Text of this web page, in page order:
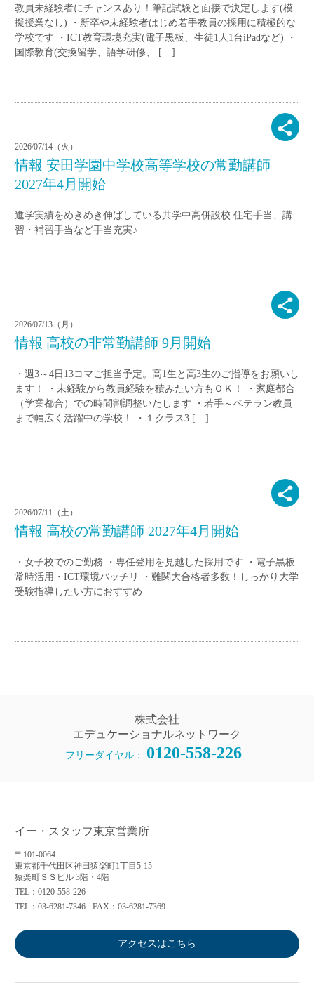
教員未経験者にチャンスあり！筆記試験と面接で決定します(模
擬授業なし) ・新卒や未経験者はじめ若手教員の採用に積極的な
学校です ・ICT教育環境充実(電子黒板、生徒1人1台iPadなど) ・
国際教育(交換留学、語学研修、 […]
2026/07/14（火）
情報 安田学園中学校高等学校の常勤講師
2027年4月開始
進学実績をめきめき伸ばしている共学中高併設校 住宅手当、講
習・補習手当など手当充実♪
2026/07/13（月）
情報 高校の非常勤講師 9月開始
・週3～4日13コマご担当予定。高1生と高3生のご指導をお願いし
ます！ ・未経験から教員経験を積みたい方もＯＫ！ ・家庭都合
（学業都合）での時間割調整いたします ・若手～ベテラン教員
まで幅広く活躍中の学校！ ・１クラス3 […]
2026/07/11（土）
情報 高校の常勤講師 2027年4月開始
・女子校でのご勤務 ・専任登用を見越した採用です ・電子黒板
常時活用・ICT環境バッチリ ・難関大合格者多数！しっかり大学
受験指導したい方におすすめ
株式会社
エデュケーショナルネットワーク
フリーダイヤル： 0120-558-226
イー・スタッフ東京営業所
〒101-0064
東京都千代田区神田猿楽町1丁目5-15
猿楽町ＳＳビル 3階・4階
TEL：0120-558-226
TEL：03-6281-7346
FAX：03-6281-7369
アクセスはこちら